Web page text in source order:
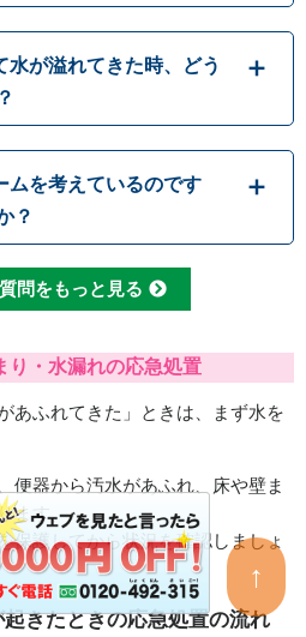
ーはトイレに流す前提に作ら
ティッシュペーパーは繊維の
どけにくいため、トイレに流
でつまることがありますの
いでください。トイレットペ
大量に流すとつまりの原因に
に流したりウォシュレットを
ができます
水が溢れてきた時、どう
起きて水が流れて行かない時
流すと溢れてしまう可能性が
として一番多いのは便器内で
排管自体がつまっていたりト
て引き起こされる場合もござ
まっているか原因をしっかり
ムを考えているのです
？
道職人では水漏れ・つまり修
レ交換やリフォームなど、幅
の種類も変わってまいります
した現場確認で最適なご提案
。
問をもっと見る
り・水漏れの応急処置
あふれてきた」ときは、まず水を
便器から汚水があふれ、床や壁ま
ます。
保護してから状況を確認しましょ
起きたときの応急処置の流れ
↑